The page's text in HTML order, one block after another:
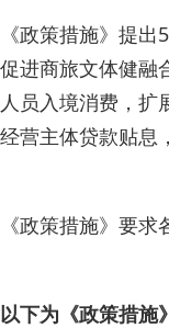
《政策措施》提出
促进商旅文体健融
人员入境消费，扩
经营主体贷款贴息
《政策措施》要
以下为《政策措施